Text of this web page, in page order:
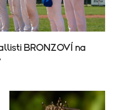
BRONZOVÍ na